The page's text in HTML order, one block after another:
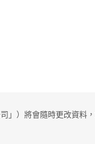
」）將會隨時更改資料